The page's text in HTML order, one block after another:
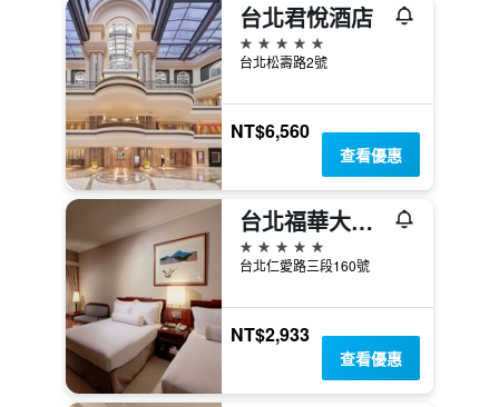
台北君悅酒店
5星級
台北松壽路2號
NT$6,560
查看優惠
台北福華大飯店
5星級
台北仁愛路三段160號
NT$2,933
查看優惠